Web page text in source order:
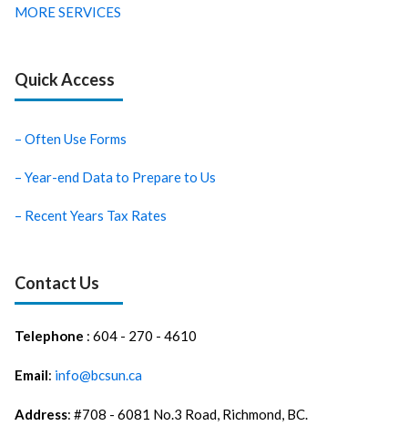
MORE SERVICES
Quick Access
– Often Use Forms
– Year-end Data to Prepare to Us
– Recent Years Tax Rates
Contact Us
Telephone : 604 - 270 - 4610
Email: info@bcsun.ca
Address: #708 - 6081 No.3 Road, Richmond, BC.